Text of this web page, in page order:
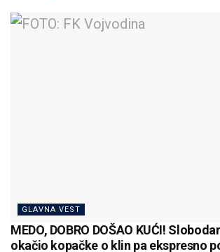
GLAVNA VEST
MEDO, DOBRO DOŠAO KUĆI!
okačio kopačke o klin pa ekspresno